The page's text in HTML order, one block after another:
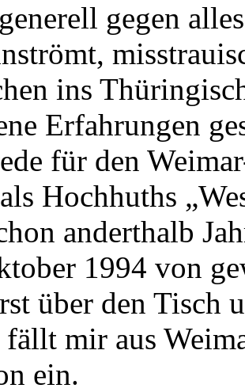
gegen
ins
Erfahrungen
für den
Hochhuths
anderthalb
1994 von
über den Tisch
fällt mir aus
ein.